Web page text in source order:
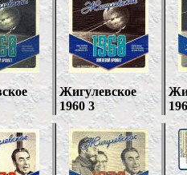
Жигулевское
1960 3
196